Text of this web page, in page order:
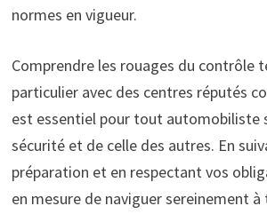
normes en vigueur.
Comprendre les rouages du contrôle
particulier avec des centres réputés
est essentiel pour tout automobiliste
sécurité et de celle des autres. En
préparation et en respectant vos
en mesure de naviguer sereinement à